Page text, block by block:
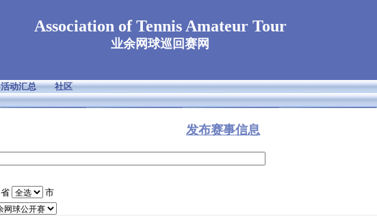
Association of Tennis Amateur Tour
业余网球巡回赛网
活动汇总 社区
发布赛事信息
省
市